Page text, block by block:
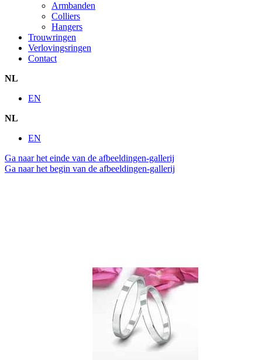
Armbanden
Colliers
Hangers
Trouwringen
Verlovingsringen
Contact
NL
EN
NL
EN
Ga naar het einde van de afbeeldingen-gallerij
Ga naar het begin van de afbeeldingen-gallerij